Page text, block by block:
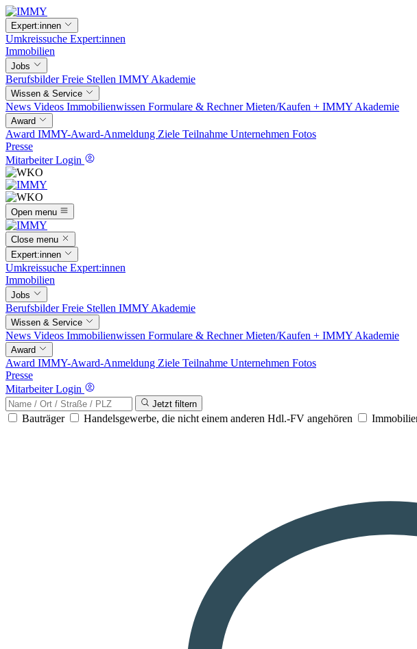
Expert:innen
Umkreissuche Expert:innen
Immobilien
Jobs
BerufsbilderFreie Stellen IMMY Akademie
Wissen & Service
News Videos Immobilienwissen Formulare & RechnerMieten/Kaufen + IMMY Akademie
Award
Award IMMY-Award-Anmeldung Ziele Teilnahme Unternehmen Fotos
Presse
Mitarbeiter Login
Open menu
Close menu
Expert:innen
Umkreissuche Expert:innen
Immobilien
Jobs
BerufsbilderFreie Stellen IMMY Akademie
Wissen & Service
News Videos Immobilienwissen Formulare & RechnerMieten/Kaufen + IMMY Akademie
Award
Award IMMY-Award-Anmeldung Ziele Teilnahme Unternehmen Fotos
Presse
Mitarbeiter Login
Jetzt filtern
Bauträger Handelsgewerbe, die nicht einem anderen Hdl.-FV angehören